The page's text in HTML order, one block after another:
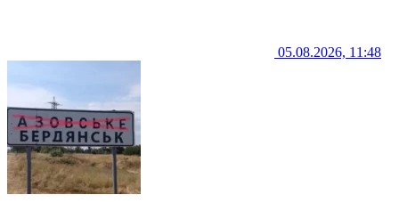
05.08.2026, 11:48